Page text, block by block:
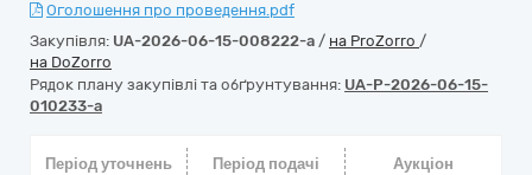
Оголошення про проведення.pdf
Закупівля: UA-2026-06-15-008222-a / на ProZorro /
на DoZorro
Рядок плану закупівлі та обґрунтування: UA-P-2026-06-15-
010233-a
Період уточнень
Період подачі
Аукціон